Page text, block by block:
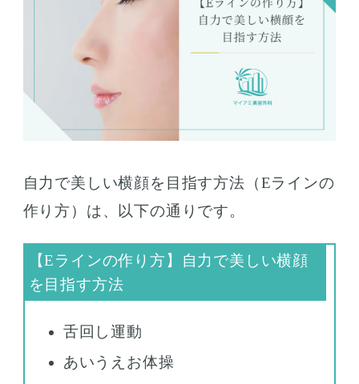
自力で美しい横顔を目指す方法（Eラインの
作り方）は、以下の通りです。
舌回し運動
あいうえお体操